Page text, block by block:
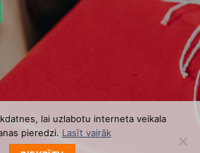
lai uzlabotu interneta veikala
pieredzi. Lasīt vairāk